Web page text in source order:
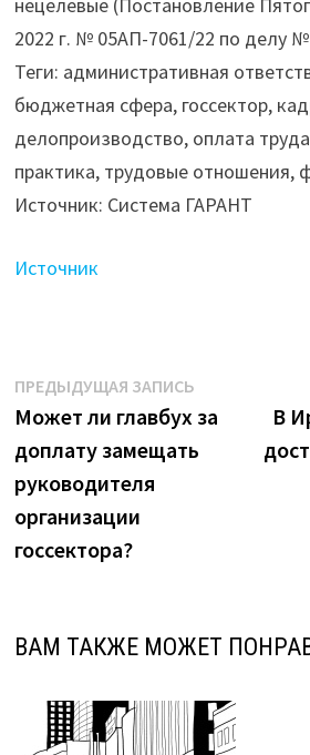
2022 г. № 05АП-7061/22 по делу
Теги: административная
бюджетная сфера, госсектор,
делопроизводство, оплата
практика, трудовые отношения,
Источник: Система ГАРАНТ
Источник
Навигация
по
записям
ПРЕДЫДУЩАЯ ЗАПИСЬПредыдущая
запись:
Может ли главбух за
доплату замещать
руководителя
организации
госсектора?
В
ВАМ ТАКЖЕ МОЖЕТ